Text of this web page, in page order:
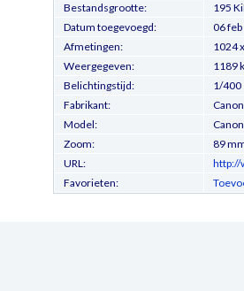
Bestandsgrootte:
195
Datum toegevoegd:
06
Afmetingen:
1024
Weergegeven:
1189
Belichtingstijd:
1/400
Fabrikant:
Canon
Model:
Zoom:
89
URL:
http://
Favorieten: